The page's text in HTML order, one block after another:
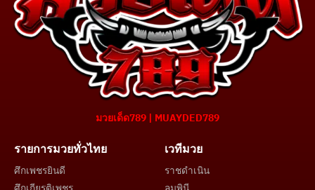
มวยเด็ด789 | MUAYDED789
รายการมวยทั่วไทย
ศึกเพชรยินดี
เวทีมวย
ราชดำเนิน